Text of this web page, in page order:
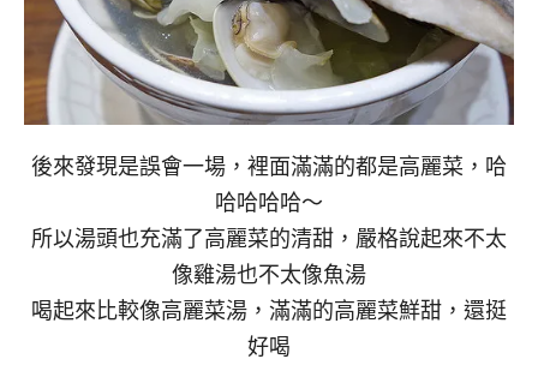
後來發現是誤會一場，裡面滿滿的都是高麗菜，哈
哈哈哈哈～
所以湯頭也充滿了高麗菜的清甜，嚴格說起來不太
像雞湯也不太像魚湯
喝起來比較像高麗菜湯，滿滿的高麗菜鮮甜，還挺
好喝